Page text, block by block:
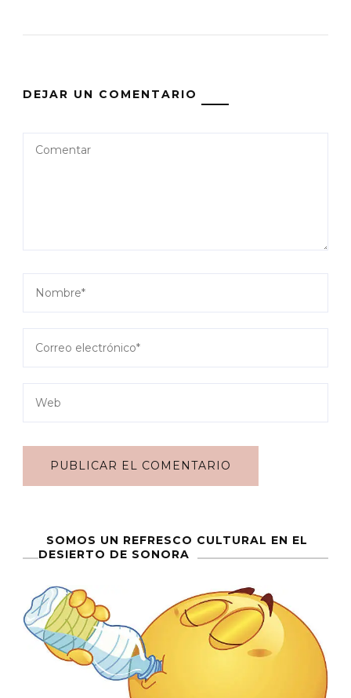
DEJAR UN COMENTARIO
SOMOS UN REFRESCO CULTURAL EN EL
DESIERTO DE SONORA